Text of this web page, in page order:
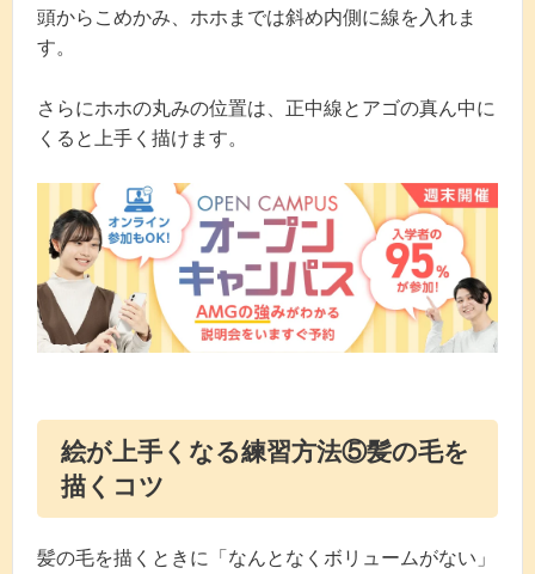
頭からこめかみ、ホホまでは斜め内側に線を入れま
す。
さらにホホの丸みの位置は、正中線とアゴの真ん中に
くると上手く描けます。
絵が上手くなる練習方法⑤髪の毛を
描くコツ
髪の毛を描くときに「なんとなくボリュームがない」